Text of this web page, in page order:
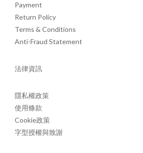
Payment
Return Policy
Terms & Conditions
Anti-Fraud Statement
法律資訊
隱私權政策
使用條款
Cookie政策
字型授權與致謝